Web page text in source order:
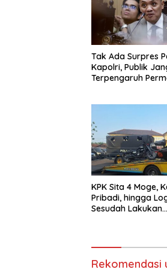
Tak Ada Surpres
Kapolri, Publik
Terpengaruh
KPK Sita 4 Moge,
Pribadi, hingga
Sesudah Lakukan
Rekomendasi